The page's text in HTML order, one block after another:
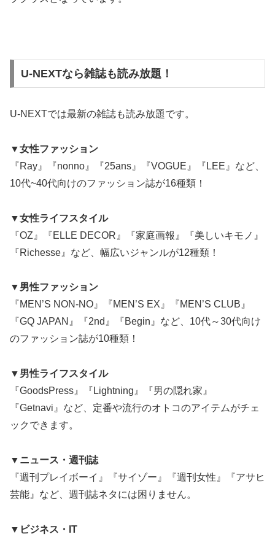
U-NEXTなら雑誌も読み放題！
U-NEXTでは最新の雑誌も読み放題です。
▼女性ファッション
『Ray』『nonno』『25ans』『VOGUE』『LEE』など、
10代~40代向けのファッション誌が16種類！
▼女性ライフスタイル
『OZ』『ELLE DECOR』『家庭画報』『美しいキモノ』
『Richesse』など、幅広いジャンルが12種類！
▼男性ファッション
『MEN’S NON-NO』『MEN’S EX』『MEN’S CLUB』
『GQ JAPAN』『2nd』『Begin』など、10代～30代向け
のファッション誌が10種類！
▼男性ライフスタイル
『GoodsPress』『Lightning』『男の隠れ家』
『Getnavi』など、定番や流行のオトコのアイテムがチェ
ックできます。
▼ニュース・週刊誌
『週刊プレイボーイ』『サイゾー』『週刊女性』『アサヒ
芸能』など、週刊誌ネタには困りません。
▼ビジネス・IT